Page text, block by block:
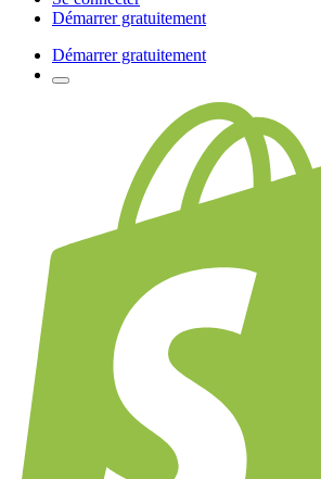
Démarrer gratuitement
Démarrer gratuitement